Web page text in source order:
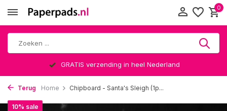
0
GRATIS verzending in heel Nederland
Terug Home Chipboard - Santa's Sleigh (1p...
10% sale